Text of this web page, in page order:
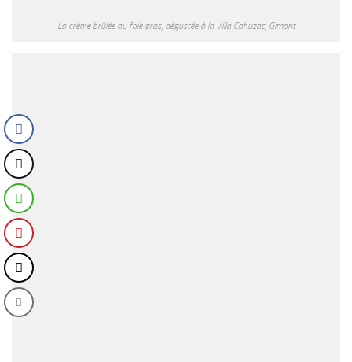
La crème brûlée au foie gras, dégustée à la Villa Cahuzac, Gimont